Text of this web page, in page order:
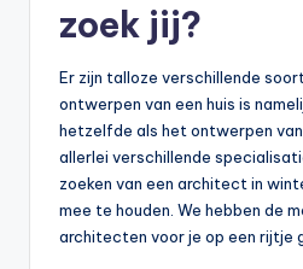
zoek jij?
Er zijn talloze verschillende
ontwerpen van een huis is
hetzelfde als het ontwerpen van
allerlei verschillende
zoeken van een architect in
mee te houden. We hebben de
architecten voor je op een rijtje